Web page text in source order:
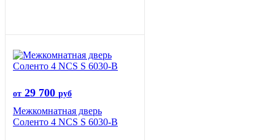
от 29 700 руб
Межкомнатная дверь
Соленто 4 NCS S 6030-B